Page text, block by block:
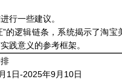
行一些建议。
的逻辑链条，系统揭示了淘
践意义的参考框架。
1日-2025年9月10日